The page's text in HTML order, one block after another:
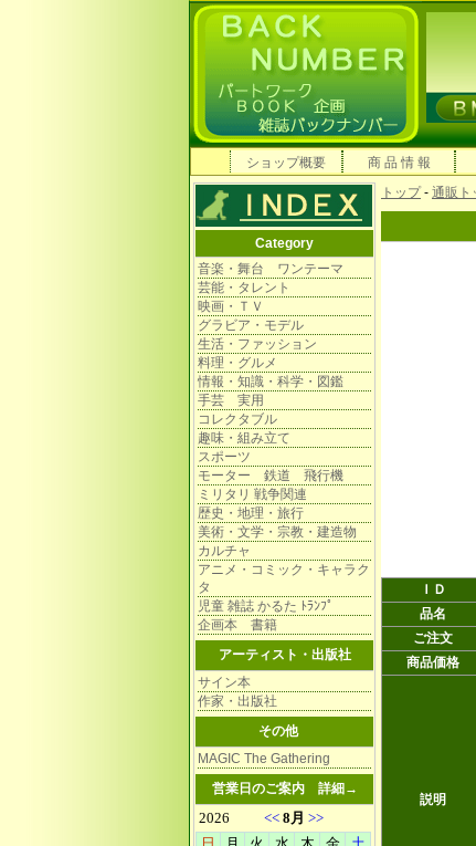
ショップ概要
商 品 情 報
Category
音楽・舞台 ワンテーマ
芸能・タレント
映画・ＴＶ
グラビア・モデル
生活・ファッション
料理・グルメ
情報・知識・科学・図鑑
手芸 実用
コレクタブル
趣味・組み立て
スポーツ
モーター 鉄道 飛行機
ミリタリ 戦争関連
歴史・地理・旅行
美術・文学・宗教・建造物
カルチャ
アニメ・コミック・キャラク
タ
児童 雑誌 かるた ﾄﾗﾝﾌﾟ
企画本 書籍
アーティスト・出版社
サイン本
作家・出版社
その他
MAGIC The Gathering
営業日のご案内 詳細→
トップ- 通販ト
ＩＤ
品名
ご注文
商品価格
説明